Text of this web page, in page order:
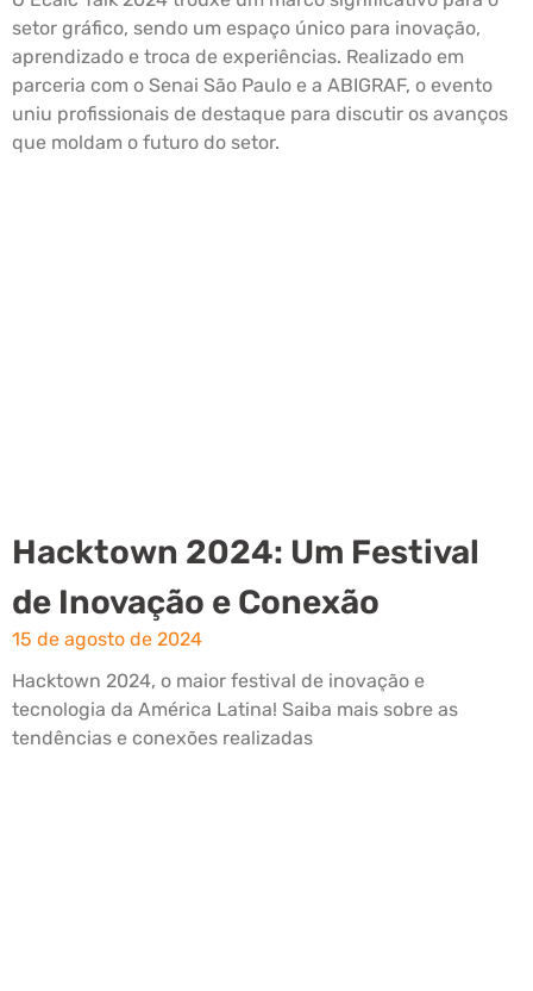
setor gráfico, sendo um espaço único para inovação,
aprendizado e troca de experiências. Realizado em
parceria com o Senai São Paulo e a ABIGRAF, o evento
uniu profissionais de destaque para discutir os avanços
que moldam o futuro do setor.
Hacktown 2024: Um Festival
de Inovação e Conexão
15 de agosto de 2024
Hacktown 2024, o maior festival de inovação e
tecnologia da América Latina! Saiba mais sobre as
tendências e conexões realizadas